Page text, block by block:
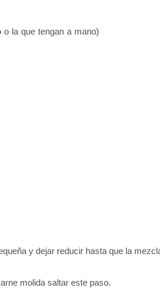
la que tengan a mano)
y dejar reducir hasta que la
molida saltar este paso.